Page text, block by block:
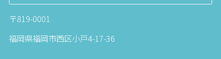
〒819-0001
福岡県福岡市西区小戸4-17-36